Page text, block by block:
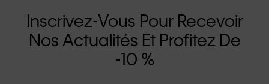
Klein propose également desvêtements de créateur
des chaussureset desaccessoiresqui subliment les
essentiels du quotidien. Que vous vous tourniez vers
Calvin Klein, Calvin Klein Jeans, Calvin Klein
Inscrivez-Vous Pour Recevoir
Nos Actualités Et Profitez De
-10 %